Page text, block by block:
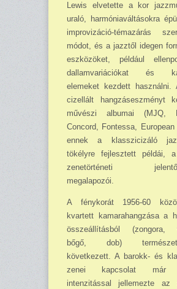
Lewis elvetette a kor
uraló, harmóniaváltásokra
im­pro­vizáció-témazárás
módot, és a jazztől idegen
eszközöket, például
dallamvariációkat és
elemeket kezdett használni.
cizellált hangzáseszményt
művészi albumai (MJQ,
Concord, Fontessa, European
ennek a klasszicizáló
tökélyre fejlesztett példái,
zenetörténeti
megalapozói.
A fénykorát 1956-60
kvartett kamarahangzása a
összeállításból (zongora,
bőgő, dob)
következett. A barokk- és
zenei kapcsolat már
intenzitással jellemezte az